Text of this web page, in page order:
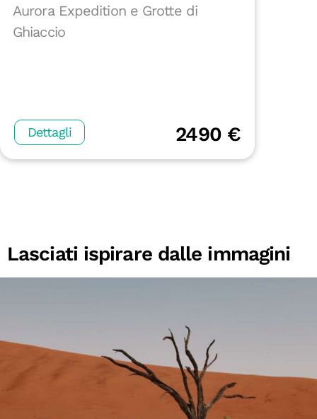
Aurora Expedition e Grotte di
Ghiaccio
Dettagli 2490 €
Lasciati ispirare dalle immagini